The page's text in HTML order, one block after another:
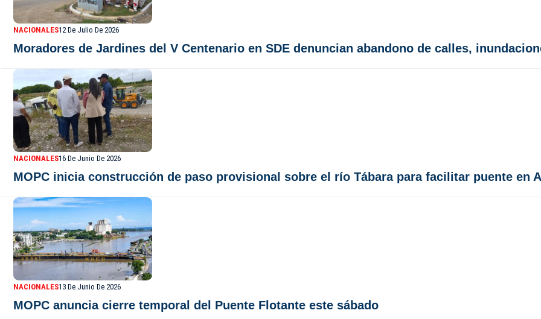
NACIONALES12 De Julio De 2026
Moradores de Jardines del V Centenario en SDE denuncian abandono de calles,
NACIONALES16 De Junio De 2026
MOPC inicia construcción de paso provisional sobre el río Tábara para facilitar puente en
NACIONALES13 De Junio De 2026
MOPC anuncia cierre temporal del Puente Flotante este sábado